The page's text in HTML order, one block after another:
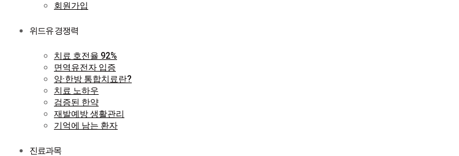
회원가입
위드유 경쟁력
치료 호전율 92%
면역유전자 입증
양·한방 통합치료란?
치료 노하우
검증된 한약
재발예방 생활관리
기억에 남는 환자
진료과목